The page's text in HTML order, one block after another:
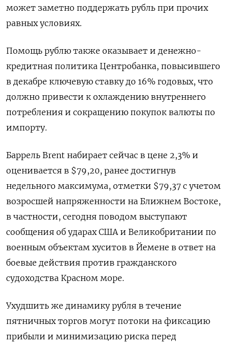
может заметно поддержать рубль при прочих
равных условиях.
Помощь рублю также оказывает и денежно-
кредитная политика Центробанка, повысившего
в декабре ключевую ставку до 16% годовых, что
должно привести к охлаждению внутреннего
потребления и сокращению покупок валюты по
импорту.
Баррель Brent набирает сейчас в цене 2,3% и
оценивается в $79,20, ранее достигнув
недельного максимума, отметки $79,37 с учетом
возросшей напряженности на Ближнем Востоке,
в частности, сегодня поводом выступают
сообщения об ударах США и Великобритании по
военным объектам хуситов в Йемене в ответ на
боевые действия против гражданского
судоходства Красном море.
Ухудшить же динамику рубля в течение
пятничных торгов могут потоки на фиксацию
прибыли и минимизацию риска перед